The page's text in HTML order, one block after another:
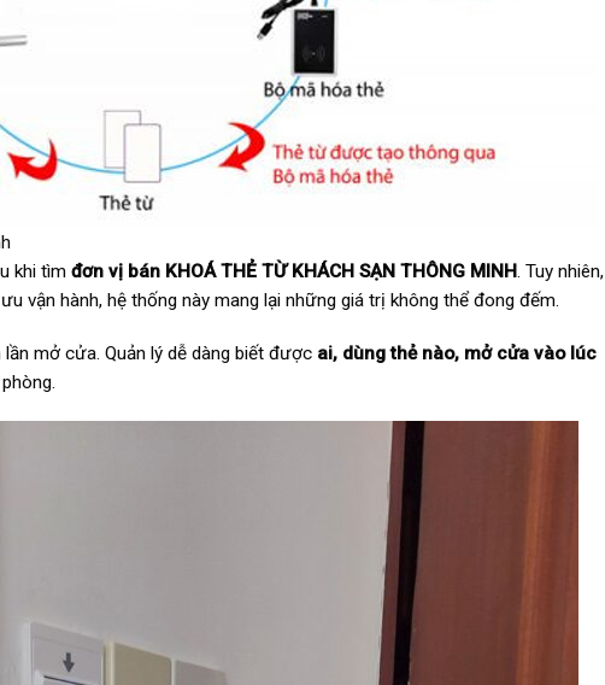
khi tìm đơn vị bán KHOÁ THẺ TỪ KHÁCH SẠN THÔNG MINH. Tuy nhiên,
vận hành, hệ thống này mang lại những giá trị không thể đong đếm.
mở cửa. Quản lý dễ dàng biết được ai, dùng thẻ nào, mở cửa vào lúc